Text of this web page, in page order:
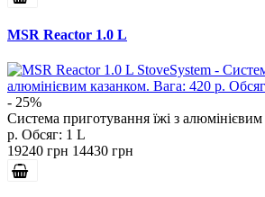
MSR Reactor 1.0 L
- 25%
Система приготування їжі з
р. Обсяг: 1 L
19240 грн 14430 грн